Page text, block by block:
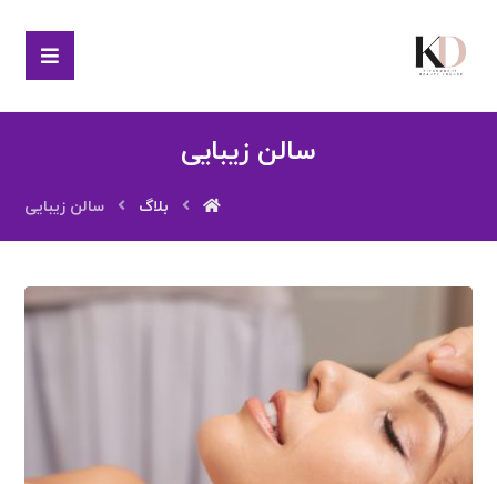
سالن زیبایی
بلاگ سالن زیبایی